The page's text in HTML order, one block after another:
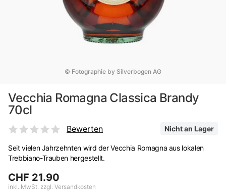
© Fotographie by Silverbogen AG
Vecchia Romagna Classica Brandy
70cl
Bewerten Nicht an Lager
Seit vielen Jahrzehnten wird der Vecchia Romagna aus lokalen
Trebbiano-Trauben hergestellt.
CHF 21.90
inkl. MwSt. zzgl. Versandkosten